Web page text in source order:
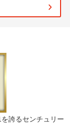
誇るセンチュリー